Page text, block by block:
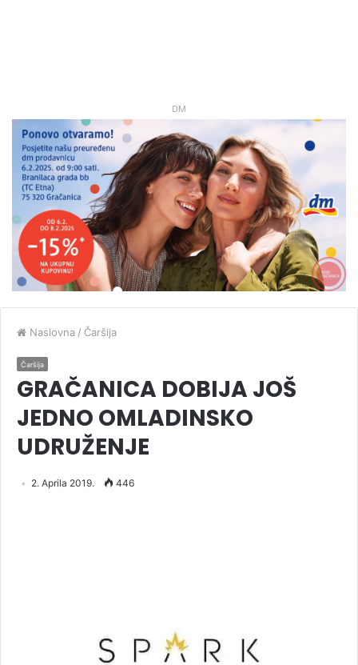
DM
Naslovna / Čaršija
Čaršija
GRAČANICA DOBIJA JOŠ
JEDNO OMLADINSKO
UDRUŽENJE
2. Aprila 2019. 446